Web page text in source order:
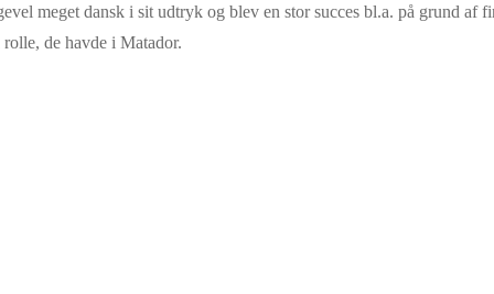
meget dansk i sit udtryk og blev en stor succes bl.a. på grund
de havde i Matador.